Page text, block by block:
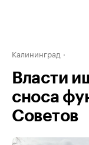
Калининград
Власти
сноса
Советов